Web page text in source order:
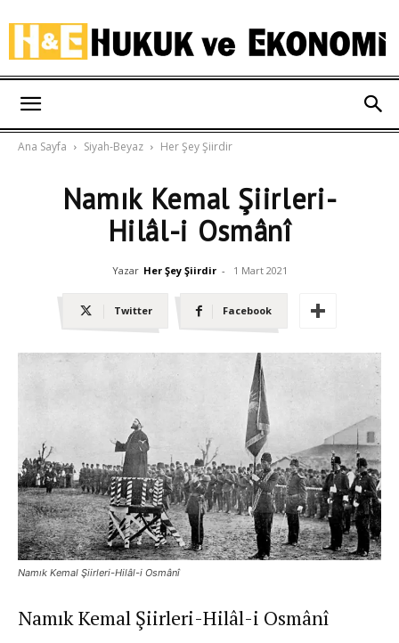
Ana Sayfa Siyah-Beyaz Her Şey Şiirdir
Namık Kemal Şiirleri-
Hilâl-i Osmânî
Yazar Her Şey Şiirdir - 1 Mart 2021
Twitter Facebook
Namık Kemal Şiirleri-Hilâl-i Osmânî
Namık Kemal Şiirleri-Hilâl-i Osmânî